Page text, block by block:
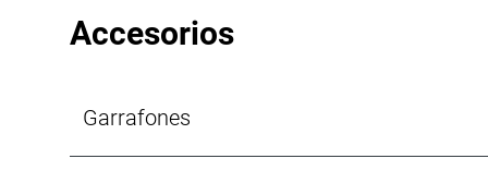
Accesorios
Garrafones